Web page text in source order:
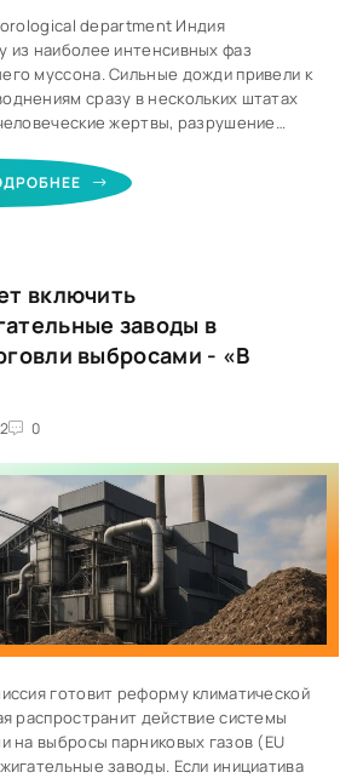
department Индия
из наиболее интенсивных фаз
муссона. Сильные дожди привели к
сразу в нескольких штатах
жертвы, разрушение
Индийский метеорологический
объявил красный уровень погодной
полностью подтоплены
города
включить
заводы в
выбросами - «В
0
готовит реформу климатической
распространит действие системы
на выбросы парниковых газов (EU
заводы. Если инициатива